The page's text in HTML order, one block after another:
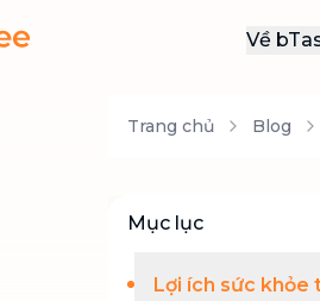
Về
Trang chủ Blog
Mục lục
Lợi ích sức khỏe